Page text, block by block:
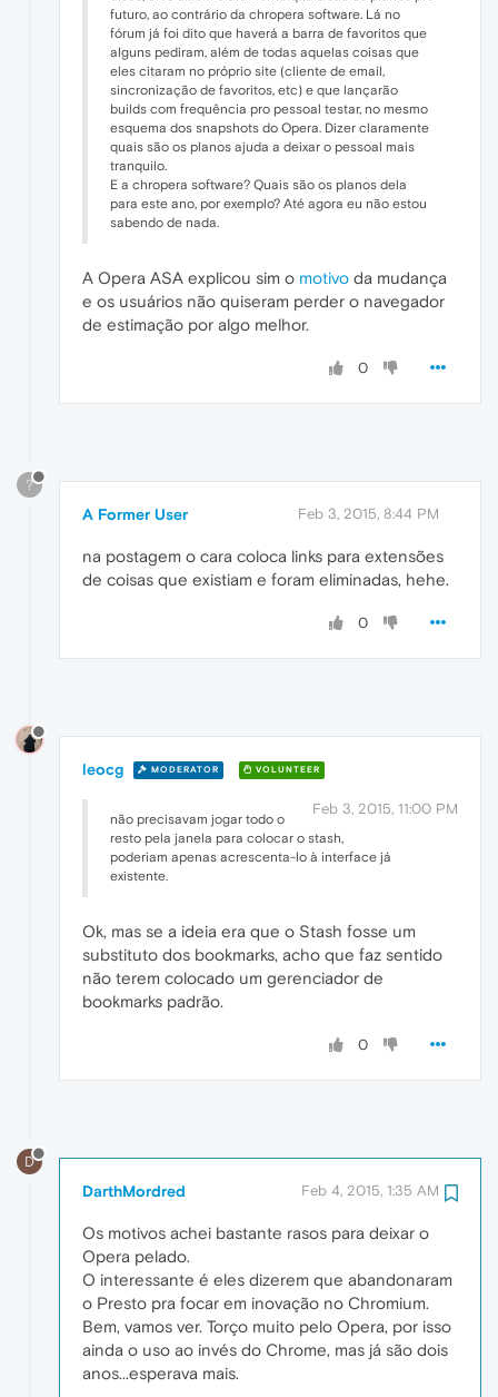
futuro, ao contrário da chropera software. Lá no
fórum já foi dito que haverá a barra de favoritos que
alguns pediram, além de todas aquelas coisas que
eles citaram no próprio site (cliente de email,
sincronização de favoritos, etc) e que lançarão
builds com frequência pro pessoal testar, no mesmo
esquema dos snapshots do Opera. Dizer claramente
quais são os planos ajuda a deixar o pessoal mais
tranquilo.
E a chropera software? Quais são os planos dela
para este ano, por exemplo? Até agora eu não estou
sabendo de nada.
A Opera ASA explicou sim o motivo da mudança
e os usuários não quiseram perder o navegador
de estimação por algo melhor.
0
?
A Former User Feb 3, 2015, 8:44 PM
na postagem o cara coloca links para extensões
de coisas que existiam e foram eliminadas, hehe.
0
leocg MODERATOR VOLUNTEER
Feb 3, 2015, 11:00 PM
não precisavam jogar todo o
resto pela janela para colocar o stash,
poderiam apenas acrescenta-lo à interface já
existente.
Ok, mas se a ideia era que o Stash fosse um
substituto dos bookmarks, acho que faz sentido
não terem colocado um gerenciador de
bookmarks padrão.
0
D
DarthMordred Feb 4, 2015, 1:35 AM
Os motivos achei bastante rasos para deixar o
Opera pelado.
O interessante é eles dizerem que abandonaram
o Presto pra focar em inovação no Chromium.
Bem, vamos ver. Torço muito pelo Opera, por isso
ainda o uso ao invés do Chrome, mas já são dois
anos...esperava mais.